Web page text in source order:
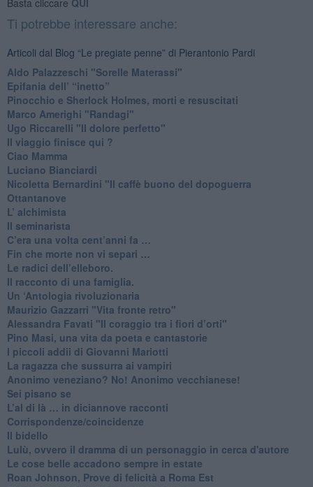
Ti potrebbe interessare anche:
Articoli dal Blog “Le pregiate penne” di Pierantonio Pardi
​Aldo Palazzeschi "Sorelle Materassi"
​Epifania dell’ “inetto”
Pinocchio e Sherlock Holmes, morti e resuscitati
​Marco Amerighi "Randagi"
Ugo Riccarelli "Il dolore perfetto"
​Il viaggio finisce qui ?
​Ciao Mamma
​Luciano Bianciardi
​Nicoletta Bernardini "Il caffè buono del dopoguerra
​Ottantanove
​L’ alchimista
Il seminarista
​C’era una volta cent’anni fa …
​Fin che morte non vi separi …
​Le radici dell’elleboro.
​Il racconto di una famiglia.
Un ‘Antologia rivoluzionaria
​Maurizio Gazzarri "Vita fronte retro"
​Alessandra Favati "Il coraggio tra i fiori d’orti"
​Pino Masi, una vita da poeta e cantastorie
​I piccoli addii di Giovanni Mariotti
​La ragazza che sussurra ai vampiri
​Anonimo veneziano? No! Anonimo vecchianese!
​Sei pisano se
​L’al di là … in diciannove racconti
Corrispondenze/coincidenze
Il bidello
Lulù, ovvero il dramma di un personaggio in cerca d'autore
Le cose belle accadono sempre in estate
Roan Johnson, Prove di felicità a Roma Est